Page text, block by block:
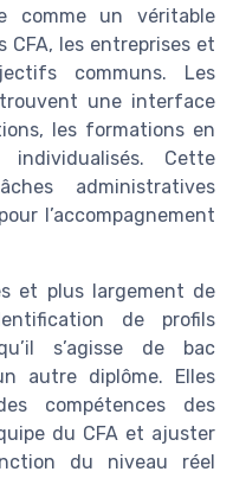
comme un véritable
CFA, les entreprises et
communs. Les
une interface
les formations en
Cette
administratives
l’accompagnement
et plus largement de
de profils
s’agisse de bac
autre diplôme. Elles
compétences des
du CFA et ajuster
du niveau réel